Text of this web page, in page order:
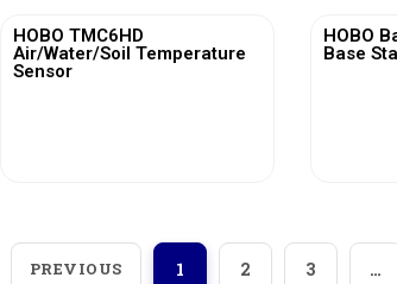
HOBO TMC6HD
Air/Water/Soil Temperature
Sensor
HOBO
Base
PREVIOUS 1 2 3 …